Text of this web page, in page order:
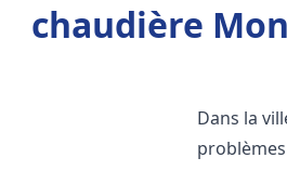
chaudière
Dans la